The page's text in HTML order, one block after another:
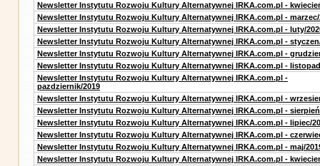
Newsletter Instytutu Rozwoju Kultury Alternatywnej IRKA.com.pl -
Newsletter Instytutu Rozwoju Kultury Alternatywnej IRKA.com.pl - marzec/
Newsletter Instytutu Rozwoju Kultury Alternatywnej IRKA.com.pl - luty/
Newsletter Instytutu Rozwoju Kultury Alternatywnej IRKA.com.pl -
Newsletter Instytutu Rozwoju Kultury Alternatywnej IRKA.com.pl -
Newsletter Instytutu Rozwoju Kultury Alternatywnej IRKA.com.pl -
Newsletter Instytutu Rozwoju Kultury Alternatywnej IRKA.com.pl -
pazdziernik/2019
Newsletter Instytutu Rozwoju Kultury Alternatywnej IRKA.com.pl -
Newsletter Instytutu Rozwoju Kultury Alternatywnej IRKA.com.pl -
Newsletter Instytutu Rozwoju Kultury Alternatywnej IRKA.com.pl - lipiec/
Newsletter Instytutu Rozwoju Kultury Alternatywnej IRKA.com.pl -
Newsletter Instytutu Rozwoju Kultury Alternatywnej IRKA.com.pl - maj/
Newsletter Instytutu Rozwoju Kultury Alternatywnej IRKA.com.pl -